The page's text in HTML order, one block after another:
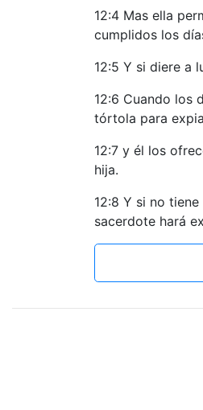
12:4 Mas ella
cumplidos los
12:5 Y si diere a
12:6 Cuando los
tórtola para
12:7 y él los
hija.
12:8 Y si no
sacerdote hará